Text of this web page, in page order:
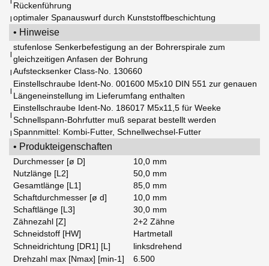
Rückenführung
| optimaler Spanauswurf durch Kunststoffbeschichtung
• Hinweise
|
stufenlose Senkerbefestigung an der Bohrerspirale zum
gleichzeitigen Anfasen der Bohrung
| Aufstecksenker Class-No. 130660
|
Einstellschraube Ident-No. 001600 M5x10 DIN 551 zur genauen
Längeneinstellung im Lieferumfang enthalten
|
Einstellschraube Ident-No. 186017 M5x11,5 für Weeke
Schnellspann-Bohrfutter muß separat bestellt werden
| Spannmittel: Kombi-Futter, Schnellwechsel-Futter
• Produkteigenschaften
Durchmesser [ø D]
10,0 mm
Nutzlänge [L2]
50,0 mm
Gesamtlänge [L1]
85,0 mm
Schaftdurchmesser [ø d]
10,0 mm
Schaftlänge [L3]
30,0 mm
Zähnezahl [Z]
2+2 Zähne
Schneidstoff [HW]
Hartmetall
Schneidrichtung [DR1] [L]
linksdrehend
Drehzahl max [Nmax] [min-1]
6.500